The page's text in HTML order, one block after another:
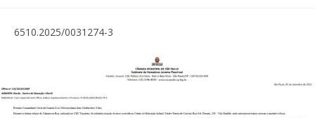
6510.2025/0031274-3